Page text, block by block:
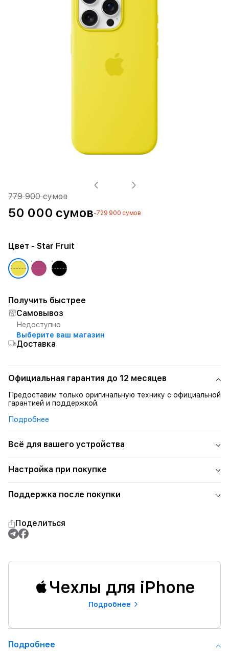
779 900 сумов
50 000 сумов-729 900 сумов
Цвет - Star Fruit
Получить быстрее
Самовывоз
Недоступно
Выберите ваш магазин
Доставка
Официальная гарантия до 12 месяцев
Предоставим только оригинальную технику с официальной
гарантией и поддержкой.
Подробнее
Всё для вашего устройства
Настройка при покупке
Поддержка после покупки
Поделиться
Чехлы для iPhone
Подробнее
Подробнее